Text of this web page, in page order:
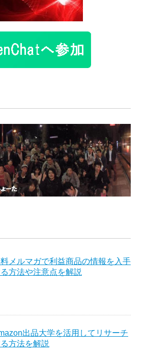
メルマガで利益商品の情報を入手
方法や注意点を解説
出品大学を活用してリサーチ
方法を解説